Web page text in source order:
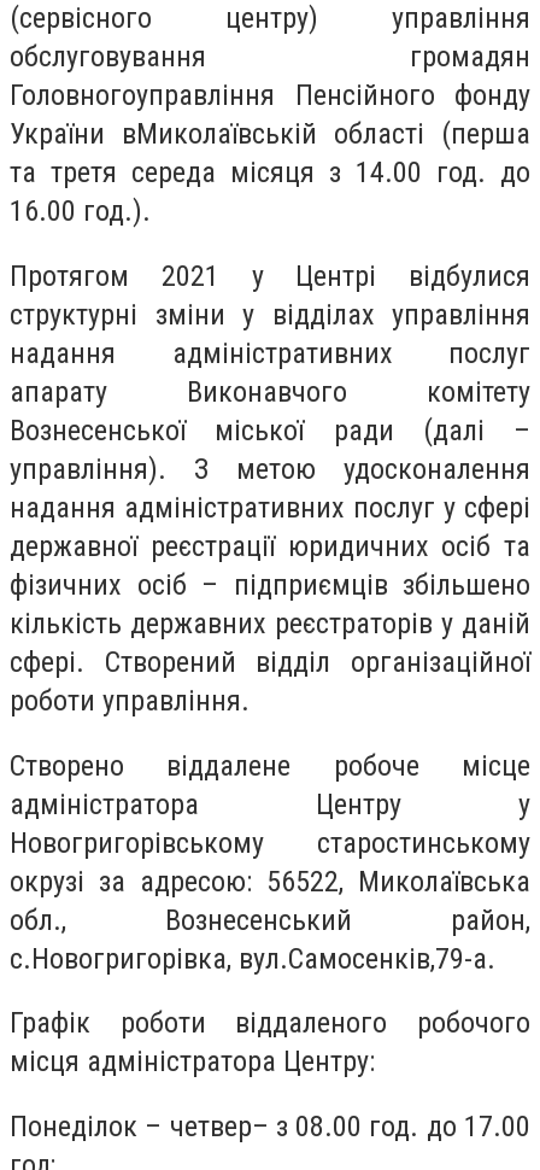
(сервісного центру) управління
обслуговування громадян
Головногоуправління Пенсійного фонду
України вМиколаївській області (перша
та третя середа місяця з 14.00 год. до
16.00 год.).
Протягом 2021 у Центрі відбулися
структурні зміни у відділах управління
надання адміністративних послуг
апарату Виконавчого комітету
Вознесенської міської ради (далі –
управління). З метою удосконалення
надання адміністративних послуг у сфері
державної реєстрації юридичних осіб та
фізичних осіб – підприємців збільшено
кількість державних реєстраторів у даній
сфері. Створений відділ організаційної
роботи управління.
Створено віддалене робоче місце
адміністратора Центру у
Новогригорівському старостинському
окрузі за адресою: 56522, Миколаївська
обл., Вознесенський район,
с.Новогригорівка, вул.Самосенків,79-а.
Графік роботи віддаленого робочого
місця адміністратора Центру:
Понеділок – четвер– з 08.00 год. до 17.00